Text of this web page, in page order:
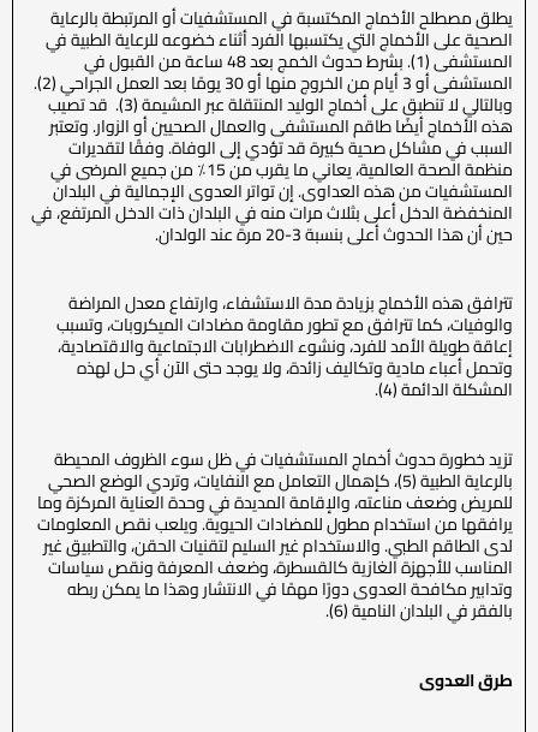
يطلق مصطلح الأخماج المكتسبة في المستشفيات أو المرتبطة بالرعاية
الصحية على الأخماج التي يكتسبها الفرد أثناء خضوعه للرعاية الطبية في
المستشفى (1). بشرط حدوث الخمج بعد 48 ساعة من القبول في
المستشفى أو 3 أيام من الخروج منها أو 30 يومًا بعد العمل الجراحي (2).
وبالتالي لا تنطبق على أخماج الوليد المنتقلة عبر المشيمة (3). قد تصيب
هذه الأخماج أيضًا طاقم المستشفى والعمال الصحيين أو الزوار. وتعتبر
السبب في مشاكل صحية كبيرة قد تؤدي إلى الوفاة. وفقًا لتقديرات
منظمة الصحة العالمية، يعاني ما يقرب من 15٪ من جميع المرضى في
المستشفيات من هذه العداوى. إن تواتر العدوى الإجمالية في البلدان
المنخفضة الدخل أعلى بثلاث مرات منه في البلدان ذات الدخل المرتفع، في
حين أن هذا الحدوث أعلى بنسبة 3-20 مرة عند الولدان.
تترافق هذه الأخماج بزيادة مدة الاستشفاء، وارتفاع معدل المراضة
والوفيات، كما تترافق مع تطور مقاومة مضادات الميكروبات، وتسبب
إعاقة طويلة الأمد للفرد، ونشوء الاضطرابات الاجتماعية والاقتصادية،
وتحمل أعباء مادية وتكاليف زائدة، ولا يوجد حتى الآن أي حل لهذه
المشكلة الدائمة (4).
تزيد خطورة حدوث أخماج المستشفيات في ظل سوء الظروف المحيطة
بالرعاية الطبية (5)، كإهمال التعامل مع النفايات، وتردي الوضع الصحي
للمريض وضعف مناعته، والإقامة المديدة في وحدة العناية المركزة وما
يرافقها من استخدام مطول للمضادات الحيوية. ويلعب نقص المعلومات
لدى الطاقم الطبي. والاستخدام غير السليم لتقنيات الحقن، والتطبيق غير
المناسب للأجهزة الغازية كالقسطرة، وضعف المعرفة ونقص سياسات
وتدابير مكافحة العدوى دورًا مهمًا في الانتشار وهذا ما يمكن ربطه
بالفقر في البلدان النامية (6).
طرق العدوى